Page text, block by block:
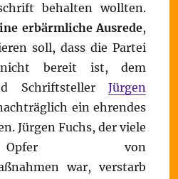
behalten wollten.
erbärmliche Ausrede,
soll, dass die Partei
bereit ist, dem
SchriftstellerJürgen
ein ehrendes
Jürgen Fuchs, der viele
von
war, verstarb